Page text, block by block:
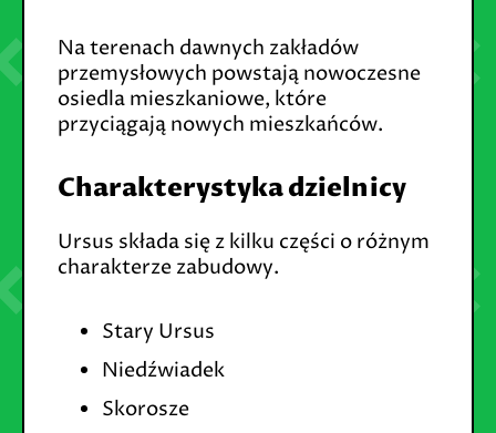
Na terenach dawnych zakładów
przemysłowych powstają nowoczesne
osiedla mieszkaniowe, które
przyciągają nowych mieszkańców.
Charakterystyka dzielnicy
Ursus składa się z kilku części o różnym
charakterze zabudowy.
Stary Ursus
Niedźwiadek
Skorosze